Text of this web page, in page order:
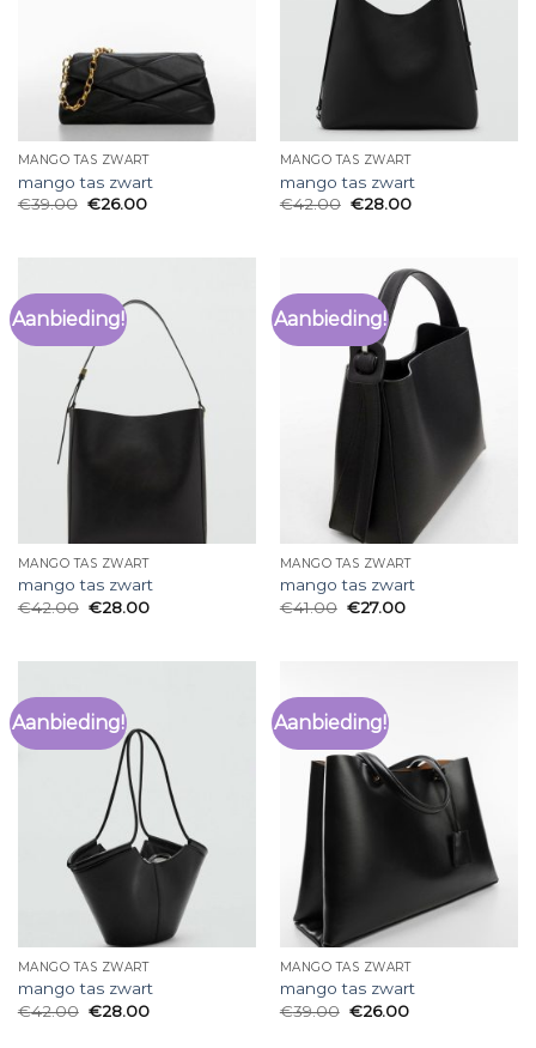
MANGO TAS ZWART
mango tas zwart
€39.00 €26.00
MANGO TAS ZWART
mango tas zwart
€42.00 €28.00
Aanbieding!
MANGO TAS ZWART
mango tas zwart
€42.00 €28.00
Aanbieding!
MANGO TAS ZWART
mango tas zwart
€41.00 €27.00
Aanbieding!
MANGO TAS ZWART
mango tas zwart
€42.00 €28.00
Aanbieding!
MANGO TAS ZWART
mango tas zwart
€39.00 €26.00